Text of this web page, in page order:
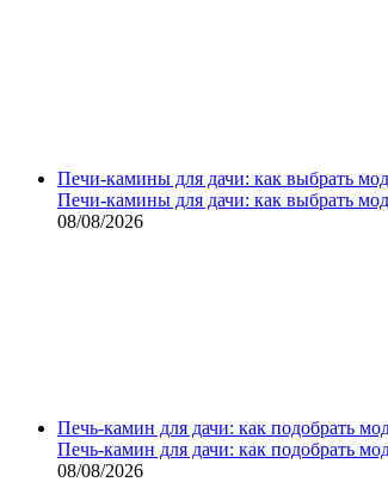
Печи-камины для дачи: как выбрать
Печи-камины для дачи: как выбрать
08/08/2026
Печь-камин для дачи: как подобрать
Печь-камин для дачи: как подобрать
08/08/2026